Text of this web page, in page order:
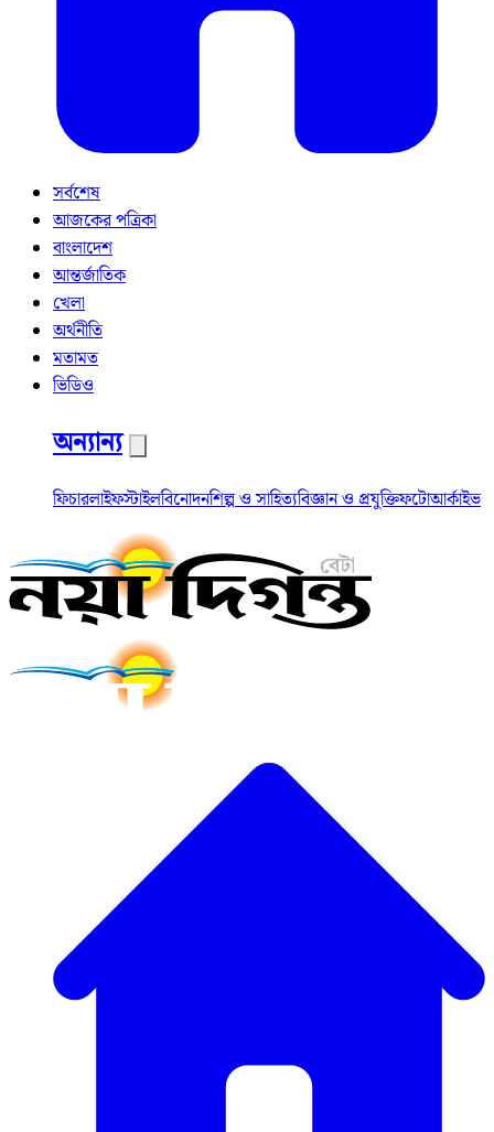
সর্বশেষ
আজকের পত্রিকা
বাংলাদেশ
আন্তর্জাতিক
খেলা
অর্থনীতি
মতামত
ভিডিও
অন্যান্য
ফিচারলাইফস্টাইলবিনোদনশিল্প ও সাহিত্যবিজ্ঞান ও প্রযুক্তিফটোআর্কাইভ